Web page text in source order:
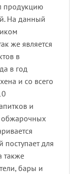
продукцию
На данный
же является
в
в год
и со всего
и
обжарочных
для
также
бары и